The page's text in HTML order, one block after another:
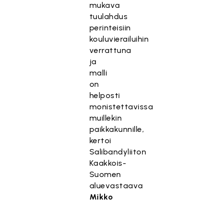
mukava
tuulahdus
perinteisiin
kouluvierailuihin
verrattuna
ja
malli
on
helposti
monistettavissa
muillekin
paikkakunnille,
kertoi
Salibandyliiton
Kaakkois-
Suomen
aluevastaava
Mikko